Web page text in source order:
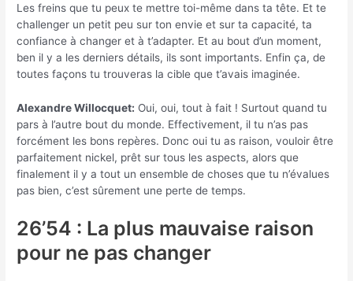
Les freins que tu peux te mettre toi-même dans ta tête. Et te
challenger un petit peu sur ton envie et sur ta capacité, ta
confiance à changer et à t’adapter. Et au bout d’un moment,
ben il y a les derniers détails, ils sont importants. Enfin ça, de
toutes façons tu trouveras la cible que t’avais imaginée.
Alexandre Willocquet: Oui, oui, tout à fait ! Surtout quand tu
pars à l’autre bout du monde. Effectivement, il tu n’as pas
forcément les bons repères. Donc oui tu as raison, vouloir être
parfaitement nickel, prêt sur tous les aspects, alors que
finalement il y a tout un ensemble de choses que tu n’évalues
pas bien, c’est sûrement une perte de temps.
26’54 : La plus mauvaise raison
pour ne pas changer